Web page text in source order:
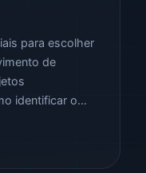
para escolher
de
identificar o